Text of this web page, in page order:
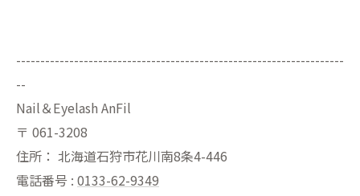
--------------------------------------------------------------------
--
Nail＆Eyelash AnFil
〒 061-3208
住所： 北海道石狩市花川南8条4-446
電話番号 : 0133-62-9349